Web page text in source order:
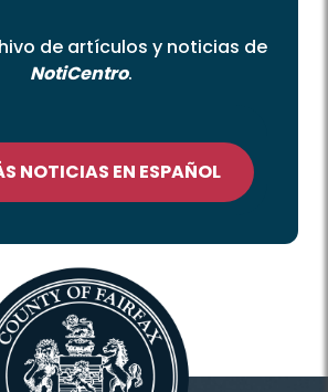
de artículos y noticias de
NotiCentro.
NOTICIAS EN ESPAÑOL